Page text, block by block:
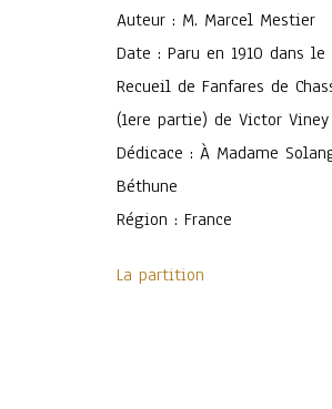
Auteur : M. Marcel Mestier
Date : Paru en 1910 dans le
Recueil de Fanfares de
(1ere partie) de Victor Viney
Dédicace : À Madame
Béthune
Région : France
La partition